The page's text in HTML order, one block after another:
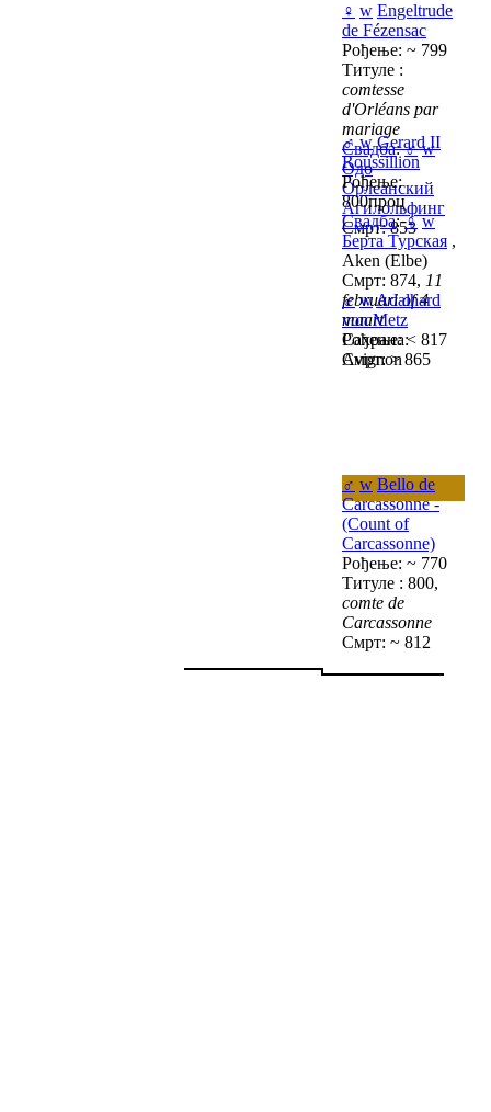
♀ w Engeltrude
de Fézensac
Рођење: ~ 799
Титуле :
comtesse
d'Orléans par
mariage
Свадба:♂ w
Одо
Орлеанский
Агилольфинг
Смрт: 853
♂ w Gerard II
Roussillion
Рођење:
800проц
Свадба:♀ w
Берта Турская ,
Aken (Elbe)
Смрт: 874, 11
februari of 4
maart
Сахрана:
Avignon
♂ wAdalhard
von Metz
Рођење: < 817
Смрт: > 865
♂ w Bello de
Carcassonne -
(Count of
Carcassonne)
Рођење: ~ 770
Титуле : 800,
comte de
Carcassonne
Смрт: ~ 812